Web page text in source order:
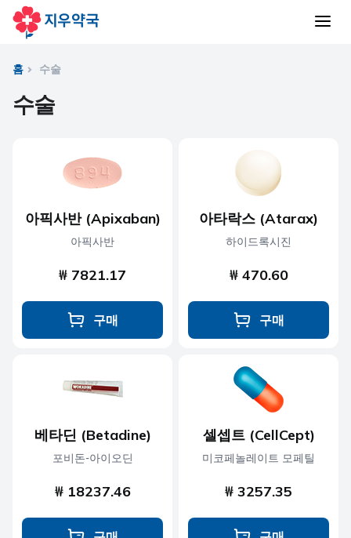
홈 수술
수술
아픽사반 (Apixaban)
아픽사반
₩ 7821.17
구매
아타락스 (Atarax)
하이드록시진
₩ 470.60
구매
베타딘 (Betadine)
포비돈-아이오딘
₩ 18237.46
셀셉트 (CellCept)
미코페놀레이트 모페틸
₩ 3257.35